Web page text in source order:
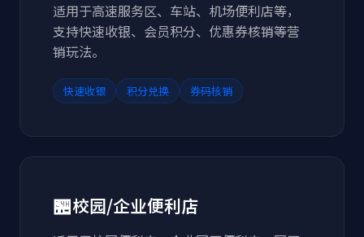
适用于高速服务区、车站、机场便利店等，
支持快速收银、会员积分、优惠券核销等营
销玩法。
快速收银 积分兑换 券码核销
🏪校园/企业便利店